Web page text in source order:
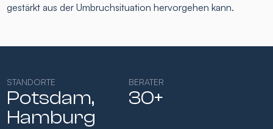
gestärkt aus der Umbruchsituation hervorgehen kann.
STANDORTE
Potsdam,
Hamburg​
BERATER
30+